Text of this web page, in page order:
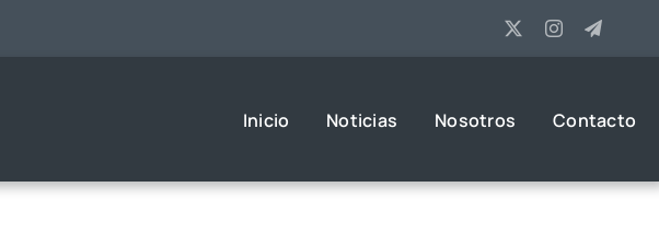
Inicio Noticias Nosotros Contacto